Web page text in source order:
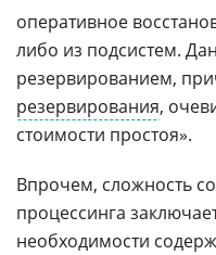
оперативное
либо из подсистем.
резервированием,
резервирования,
стоимости простоя».
Впрочем, сложность
процессинга
необходимости